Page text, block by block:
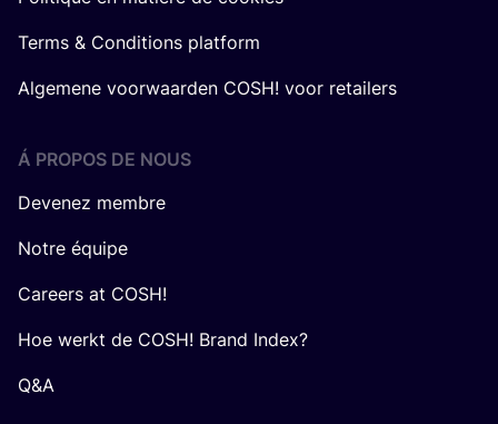
Terms & Conditions platform
Algemene voorwaarden COSH! voor retailers
Á PROPOS DE NOUS
Devenez membre
Notre équipe
Careers at COSH!
Hoe werkt de COSH! Brand Index?
Q&A